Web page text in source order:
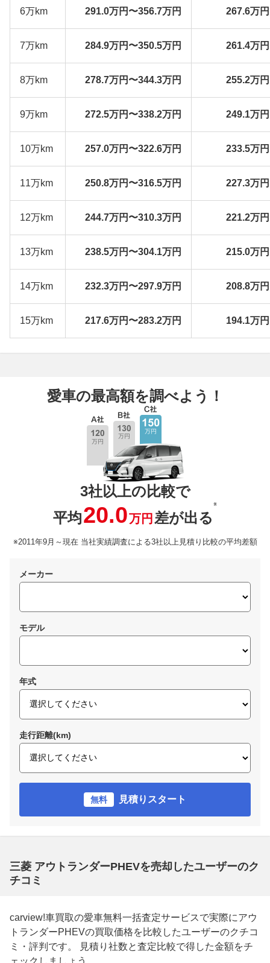
6万km 291.0万円〜356.7万円 267.6万
7万km 284.9万円〜350.5万円 261.4万
8万km 278.7万円〜344.3万円 255.2万
9万km 272.5万円〜338.2万円 249.1万
10万km 257.0万円〜322.6万円 233.5万
11万km 250.8万円〜316.5万円 227.3万
12万km 244.7万円〜310.3万円 221.2万
13万km 238.5万円〜304.1万円 215.0万
14万km 232.3万円〜297.9万円 208.8万
15万km 217.6万円〜283.2万円 194.1万
愛車の最高額を調べよう！
3社以上の比較で
平均20.0万円 差が出る
※
※2011年9月～現在 当社実績調査による3社以上見積り比較の平均差額
メーカー
モデル
年式
走行距離(km)
無料 見積りスタート
三菱 アウトランダーPHEVを売却したユーザーのク
チコミ
carview!車買取の愛車無料一括査定サービスで実際にアウ
トランダーPHEVの買取価格を比較したユーザーのクチコ
ミ・評判です。 見積り社数と査定比較で得した金額をチ